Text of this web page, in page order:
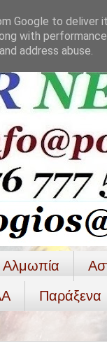
Αλμωπία
Παράξενα
Google to deliver
with
address abuse.